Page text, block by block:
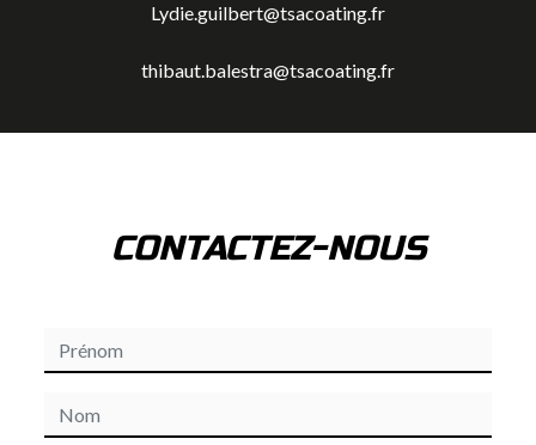
Lydie.guilbert@tsacoating.fr
thibaut.balestra@tsacoating.fr
CONTACTEZ-NOUS